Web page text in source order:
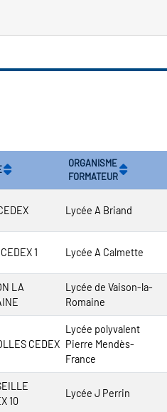
ORGANISME
FORMATEUR
Lycée A Briand
1 Lycée A Calmette
LA
Lycée de Vaison-la-
Romaine
CEDEX
Lycée polyvalent
Pierre Mendès-
France
10
Lycée J Perrin